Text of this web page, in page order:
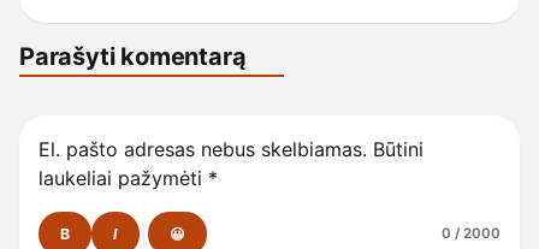
Parašyti komentarą
El. pašto adresas nebus skelbiamas. Būtini
laukeliai pažymėti *
B I 😀 0 / 2000